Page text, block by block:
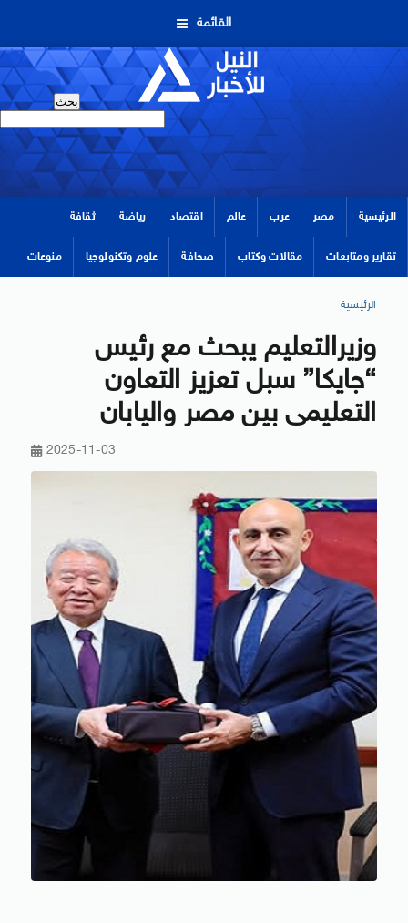
القائمة
الرئيسية مصر عرب عالم اقتصاد رياضة ثقافة
تقارير ومتابعات مقالات وكتاب صحافة علوم وتكنولوجيا منوعات
الرئيسية
وزيرالتعليم يبحث مع رئيس
“جايكا” سبل تعزيز التعاون
التعليمى بين مصر واليابان
2025-11-03